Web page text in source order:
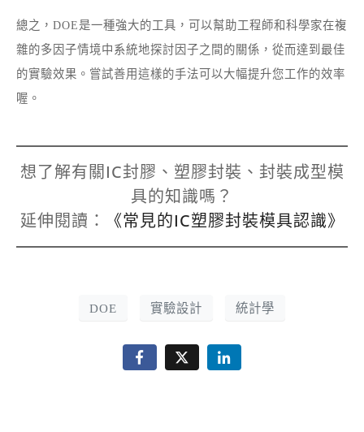
總之，DOE是一種強大的工具，可以幫助工程師和科學家在複
雜的多因子情境中系統地探討因子之間的關係，從而達到最佳
的實驗效果。嘗試善用這樣的手法可以大幅提升您工作的效率
喔。
想了解有關IC封膠、塑膠封裝、封裝成型模
具的知識嗎？
延伸閱讀：
《常見的IC塑膠封裝模具認識》
DOE 實驗設計 統計學